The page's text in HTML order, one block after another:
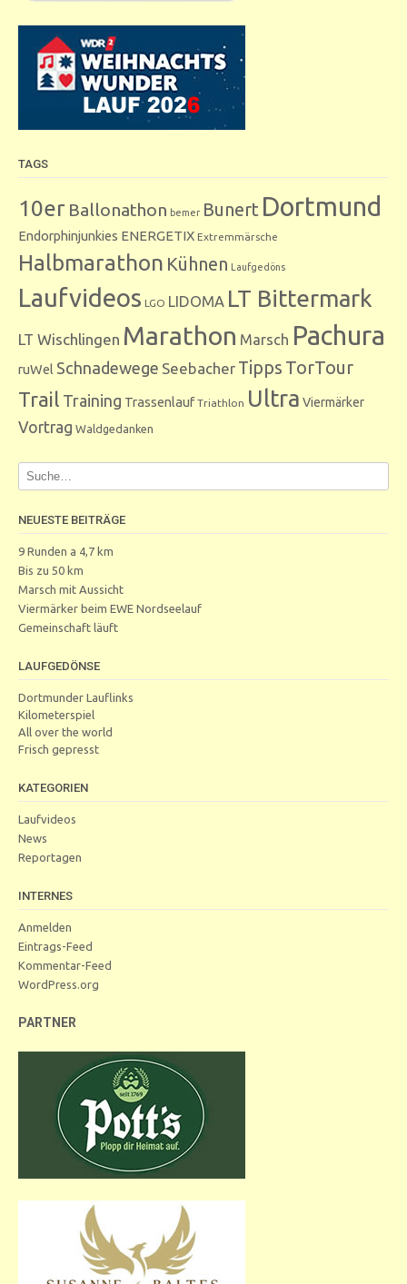
TAGS
10er Ballonathon bemer Bunert Dortmund
Endorphinjunkies ENERGETIX Extremmärsche
Halbmarathon Kühnen Laufgedöns
Laufvideos LGO LIDOMA LT Bittermark
LT Wischlingen Marathon Marsch Pachura
ruWel Schnadewege Seebacher Tipps TorTour
Trail Training Trassenlauf Triathlon Ultra Viermärker
Vortrag Waldgedanken
NEUESTE BEITRÄGE
9 Runden a 4,7 km
Bis zu 50 km
Marsch mit Aussicht
Viermärker beim EWE Nordseelauf
Gemeinschaft läuft
LAUFGEDÖNSE
Dortmunder Lauflinks
Kilometerspiel
All over the world
Frisch gepresst
KATEGORIEN
Laufvideos
News
Reportagen
INTERNES
Anmelden
Eintrags-Feed
Kommentar-Feed
WordPress.org
PARTNER